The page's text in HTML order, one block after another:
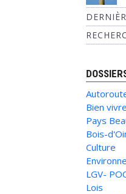
Bien
Pays
Bois-
Culture
LGV-
Lois